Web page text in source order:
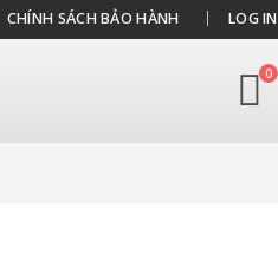
CHÍNH SÁCH BẢO HÀNH LOG IN
0